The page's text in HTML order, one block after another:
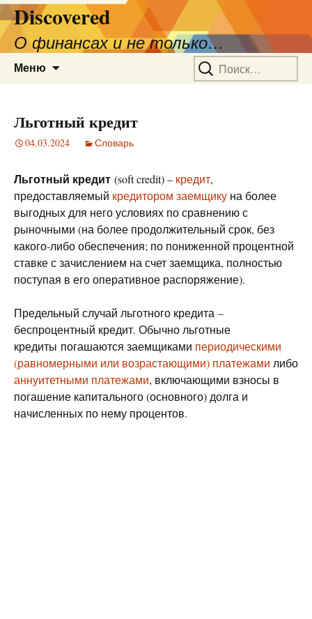
Discovered
О финансах и не только…
Меню Найти:
Льготный кредит
04.03.2024 Словарь
Льготный кредит (soft credit) – кредит,
предоставляемый кредитором заемщику на более
выгодных для него условиях по сравнению с
рыночными (на более продолжительный срок, без
какого-либо обеспечения; по пониженной процентной
ставке с зачислением на счет заемщика, полностью
поступая в его оперативное распоряжение).
Предельный случай льготного кредита –
беспроцентный кредит. Обычно льготные
кредиты погашаются заемщиками периодическими
(равномерными или возрастающими) платежами либо
аннуитетными платежами, включающими взносы в
погашение капитального (основного) долга и
начисленных по нему процентов.